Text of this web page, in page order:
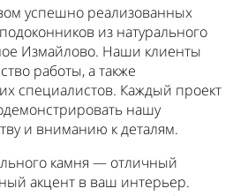
успешно реализованных
из натурального
Измайлово. Наши клиенты
работы, а также
специалистов. Каждый проект
нашу
и вниманию к деталям.
камня — отличный
акцент в ваш интерьер.